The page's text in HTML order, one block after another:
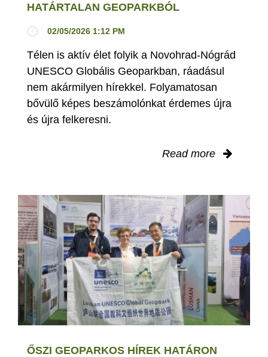
HATÁRTALAN GEOPARKBÓL
02/05/2026 1:12 PM
Télen is aktív élet folyik a Novohrad-Nógrád
UNESCO Globális Geoparkban, ráadásul
nem akármilyen hírekkel. Folyamatosan
bővülő képes beszámolónkat érdemes újra
és újra felkeresni.
Read more
ŐSZI GEOPARKOS HÍREK HATÁRON